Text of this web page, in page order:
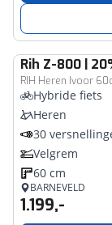
Rih Z-800 |
RIH Heren Ivoor
Hybride fiets
Heren
30
Velgrem
60 cm
BARNEVELD
1.199,-